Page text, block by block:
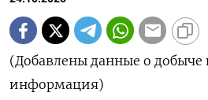
(Добавлены данные о
информация)